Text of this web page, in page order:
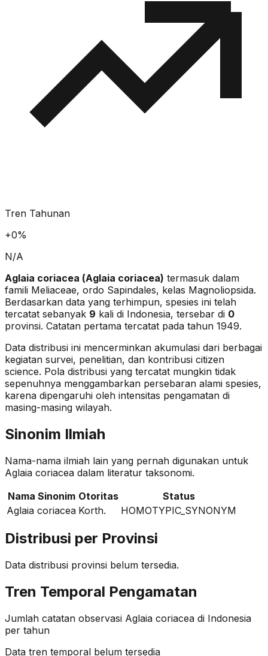
Tren Tahunan
+0%
N/A
Aglaia coriacea (Aglaia coriacea) termasuk dalam
famili Meliaceae, ordo Sapindales, kelas Magnoliopsida.
Berdasarkan data yang terhimpun, spesies ini telah
tercatat sebanyak 9 kali di Indonesia, tersebar di 0
provinsi. Catatan pertama tercatat pada tahun 1949.
Data distribusi ini mencerminkan akumulasi dari berbagai
kegiatan survei, penelitian, dan kontribusi citizen
science. Pola distribusi yang tercatat mungkin tidak
sepenuhnya menggambarkan persebaran alami spesies,
karena dipengaruhi oleh intensitas pengamatan di
masing-masing wilayah.
Sinonim Ilmiah
Nama-nama ilmiah lain yang pernah digunakan untuk
Aglaia coriacea dalam literatur taksonomi.
Nama Sinonim Otoritas
Status
Aglaia coriacea Korth. HOMOTYPIC_SYNONYM
Distribusi per Provinsi
Data distribusi provinsi belum tersedia.
Tren Temporal Pengamatan
Jumlah catatan observasi Aglaia coriacea di Indonesia
per tahun
Data tren temporal belum tersedia